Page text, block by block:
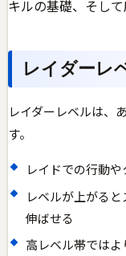
キルの基礎、そし
レイダーレ
レイダーレベルは、
す。
レイドでの行動
レベルが上がる
伸ばせる
高レベル帯では